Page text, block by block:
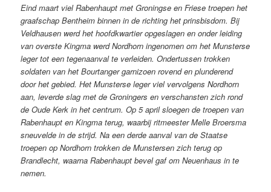
Eind maart viel Rabenhaupt met Groningse en Friese troepen het
graafschap Bentheim binnen in de richting het prinsbisdom. Bij
Veldhausen werd het hoofdkwartier opgeslagen en onder leiding
van overste Kingma werd Nordhorn ingenomen om het Munsterse
leger tot een tegenaanval te verleiden. Ondertussen trokken
soldaten van het Bourtanger garnizoen rovend en plunderend
door het gebied. Het Munsterse leger viel vervolgens Nordhorn
aan, leverde slag met de Groningers en verschansten zich rond
de Oude Kerk in het centrum. Op 5 april sloegen de troepen van
Rabenhaupt en Kingma terug, waarbij ritmeester Melle Broersma
sneuvelde in de strijd. Na een derde aanval van de Staatse
troepen op Nordhorn trokken de Munstersen zich terug op
Brandlecht, waarna Rabenhaupt bevel gaf om Neuenhaus in te
nemen.